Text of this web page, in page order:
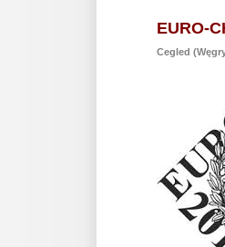
EURO-
Cegled